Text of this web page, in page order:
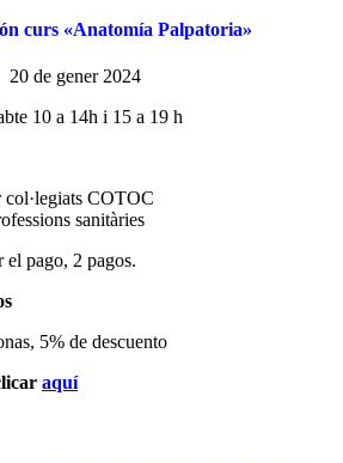
curs «Anatomía Palpatoria»
20 de gener 2024
10 a 14h i 15 a 19 h
col·legiats COTOC
sanitàries
pago, 2 pagos.
5% de descuento
aquí